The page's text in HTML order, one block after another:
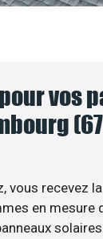
vos
recevez
en mesure